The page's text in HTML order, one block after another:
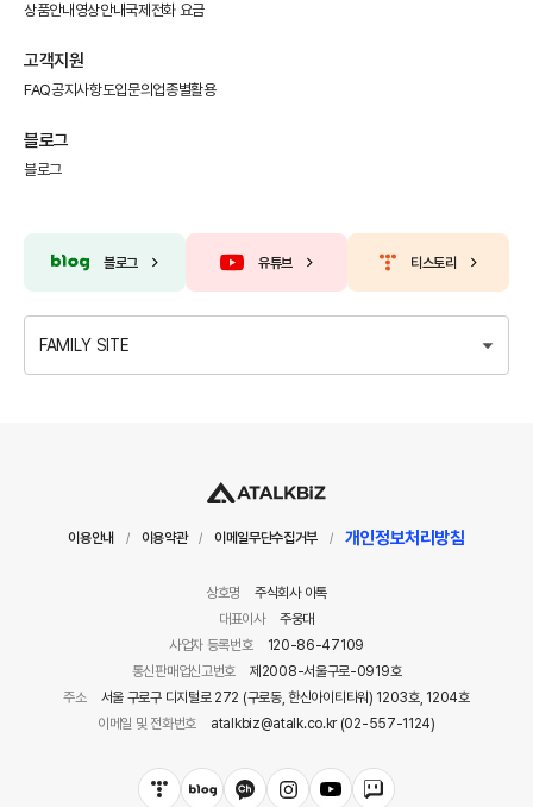
상품안내 영상안내국제전화 요금
고객지원
FAQ공지사항도입문의 업종별활용
블로그
블로그
블로그 유튜브 티스토리
FAMILY SITE
이용안내 / 이용약관 / 이메일무단수집거부 / 개인정보처리방침
상호명
주식회사 아톡
대표이사
주웅대
사업자 등록번호
120-86-47109
통신판매업신고번호
제2008-서울구로-0919호
주소
서울 구로구 디지털로 272 (구로동, 한신아이티타워) 1203호, 1204호
이메일 및 전화번호
atalkbiz@atalk.co.kr (02-557-1124)